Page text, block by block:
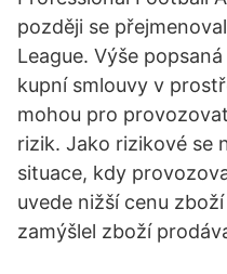
později se
League. Výše
kupní smlouvy v
mohou pro
rizik. Jako rizikové se
situace, kdy
uvede nižší cenu
zamýšlel zboží